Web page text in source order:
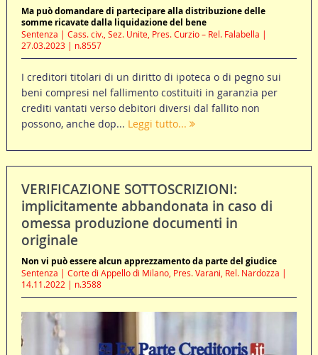
Ma può domandare di partecipare alla distribuzione delle
somme ricavate dalla liquidazione del bene
Sentenza | Cass. civ., Sez. Unite, Pres. Curzio – Rel. Falabella |
27.03.2023 | n.8557
I creditori titolari di un diritto di ipoteca o di pegno sui
beni compresi nel fallimento costituiti in garanzia per
crediti vantati verso debitori diversi dal fallito non
possono, anche dop... Leggi tutto...
VERIFICAZIONE SOTTOSCRIZIONI:
implicitamente abbandonata in caso di
omessa produzione documenti in
originale
Non vi può essere alcun apprezzamento da parte del giudice
Sentenza | Corte di Appello di Milano, Pres. Varani, Rel. Nardozza |
14.11.2022 | n.3588